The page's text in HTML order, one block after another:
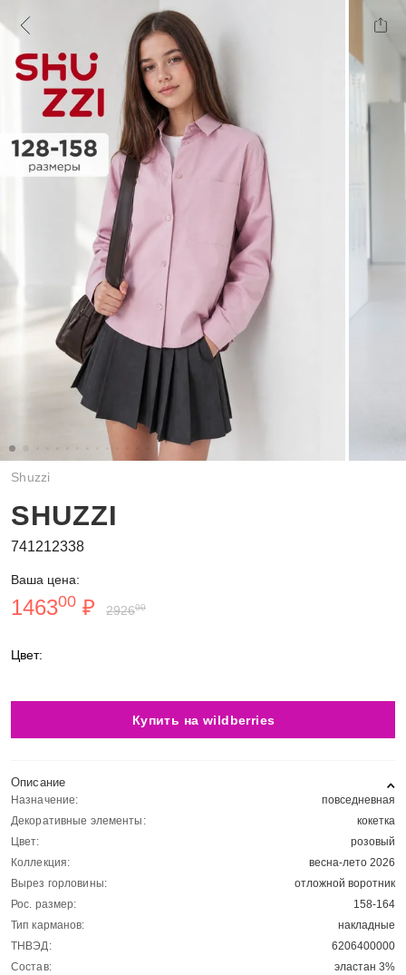
Shuzzi
SHUZZI
741212338
Ваша цена:
146300 ₽ 292600
Цвет:
Купить на wildberries
Описание
Назначение:
повседневная
Декоративные элементы:
кокетка
Цвет:
розовый
Коллекция:
весна-лето 2026
Вырез горловины:
отложной воротник
Рос. размер:
158-164
Тип карманов:
накладные
ТНВЭД:
6206400000
Состав:
эластан 3%